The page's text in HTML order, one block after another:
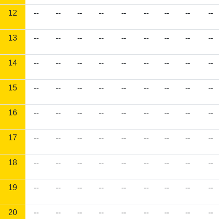
12 -- -- -- -- -- -- -- -- --
13 -- -- -- -- -- -- -- -- --
14 -- -- -- -- -- -- -- -- --
15 -- -- -- -- -- -- -- -- --
16 -- -- -- -- -- -- -- -- --
17 -- -- -- -- -- -- -- -- --
18 -- -- -- -- -- -- -- -- --
19 -- -- -- -- -- -- -- -- --
20 -- -- -- -- -- -- -- -- --